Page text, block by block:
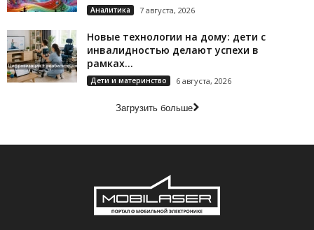
Аналитика 7 августа, 2026
Новые технологии на дому: дети с
инвалидностью делают успехи в
рамках...
Дети и материнство 6 августа, 2026
Загрузить больше